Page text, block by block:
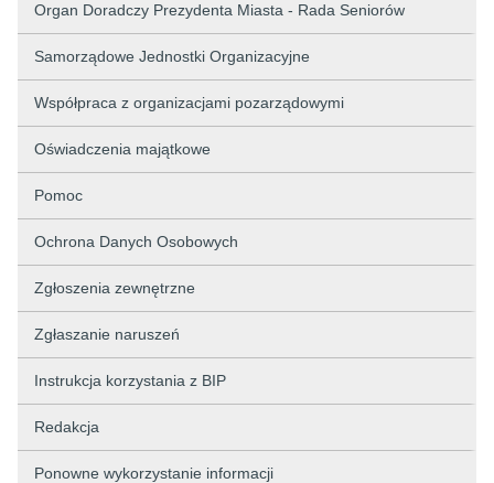
Organ Doradczy Prezydenta Miasta - Rada Seniorów
Samorządowe Jednostki Organizacyjne
Współpraca z organizacjami pozarządowymi
Oświadczenia majątkowe
Pomoc
Ochrona Danych Osobowych
Zgłoszenia zewnętrzne
Zgłaszanie naruszeń
Instrukcja korzystania z BIP
Redakcja
Ponowne wykorzystanie informacji